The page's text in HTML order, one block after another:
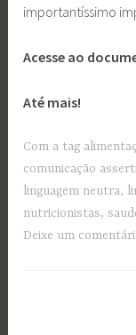
importantíssimo
Acesse ao
Até mais!
Com a tag
comunicação
linguagem neutra,
nutricionistas,
Deixe um